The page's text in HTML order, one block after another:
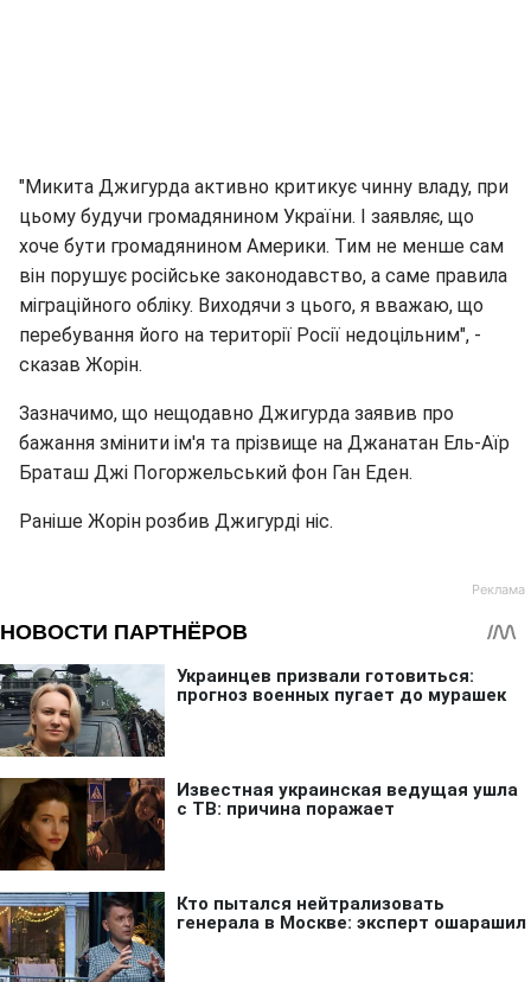
"Микита Джигурда активно критикує чинну владу, при
цьому будучи громадянином України. І заявляє, що
хоче бути громадянином Америки. Тим не менше сам
він порушує російське законодавство, а саме правила
міграційного обліку. Виходячи з цього, я вважаю, що
перебування його на території Росії недоцільним", -
сказав Жорін.
Зазначимо, що нещодавно Джигурда заявив про
бажання змінити ім'я та прізвище на Джанатан Ель-Аїр
Браташ Джі Погоржельський фон Ган Еден.
Раніше Жорін розбив Джигурді ніс.